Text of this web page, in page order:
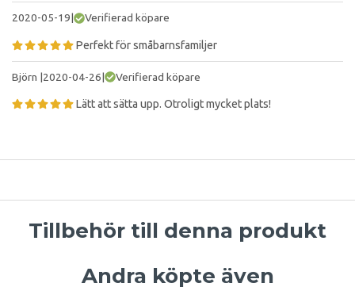
2020-05-19| Verifierad köpare
Perfekt för småbarnsfamiljer
Björn |2020-04-26| Verifierad köpare
Lätt att sätta upp. Otroligt mycket plats!
Tillbehör till denna produkt
Andra köpte även